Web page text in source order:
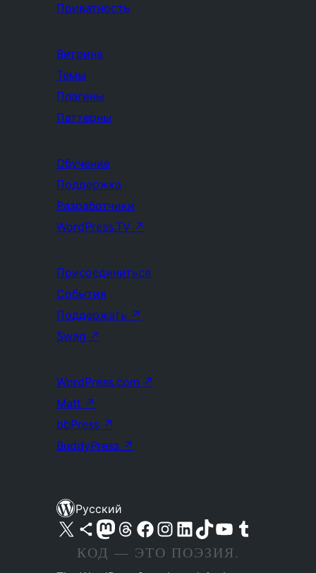
Приватность
Витрина
Темы
Плагины
Паттерны
Обучение
Поддержка
Разработчики
WordPress.TV ↗
Присоединиться
События
Поддержать ↗
Swag ↗
WordPress.com ↗
Matt ↗
bbPress ↗
BuddyPress ↗
Русский
Посетите нас в X (ранее Twitter)
Посетите нашу учётную запись в Bluesky
Посетите нашу ленту в Mastodon
Посетите нашу учётную запись в Threads
Посетите нашу страницу на Facebook
Посетите наш Instagram
Посетите нашу страницу в LinkedIn
Посетите нашу учётную запись в TikTok
Посетите наш канал YouTube
Посетите нашу учётную запись в Tumblr
КОД — ЭТО ПОЭЗИЯ.